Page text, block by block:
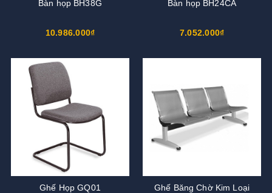
Bàn họp BH38G
10.986.000₫
Bàn họp BH24CA
7.052.000₫
Ghế Họp GQ01
Ghế Băng Chờ Kim Loại